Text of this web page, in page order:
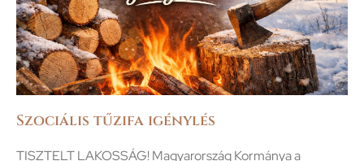
Szociális tűzifa igénylés
TISZTELT LAKOSSÁG! Magyarország Kormánya a